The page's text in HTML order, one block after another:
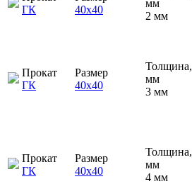
ГК
40х40
мм
2 мм
Прокат
ГК
Размер
40х40
Толщина,
мм
3 мм
Прокат
ГК
Размер
40х40
Толщина,
мм
4 мм